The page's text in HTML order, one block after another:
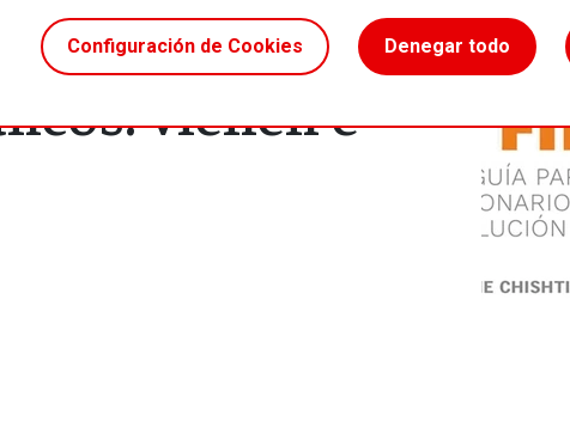
Configuración de Cookies Denegar todo
//
vienen e-